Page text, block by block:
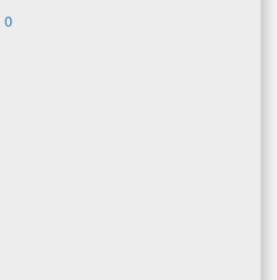
0